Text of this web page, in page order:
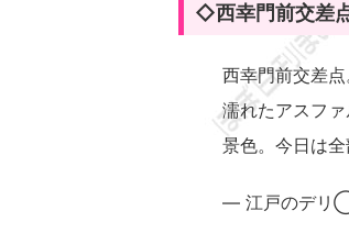
◇西幸門前交差
西幸門前交差
濡れたアスフ
景色。今日は全
— 江戸のデリ